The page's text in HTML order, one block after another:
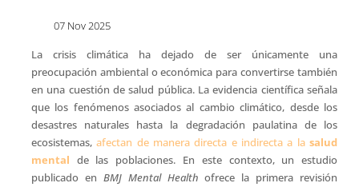
07 Nov 2025
La crisis climática ha dejado de ser únicamente una
preocupación ambiental o económica para convertirse también
en una cuestión de salud pública. La evidencia científica señala
que los fenómenos asociados al cambio climático, desde los
desastres naturales hasta la degradación paulatina de los
ecosistemas,afectan de manera directa e indirecta a lasalud
mental de las poblaciones. En este contexto, un estudio
publicado en BMJ Mental Health ofrece la primera revisión